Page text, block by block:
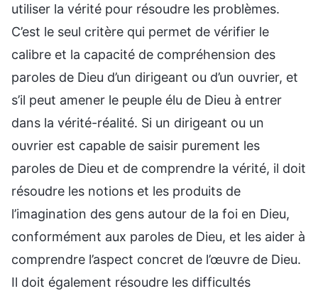
utiliser la vérité pour résoudre les problèmes.
C’est le seul critère qui permet de vérifier le
calibre et la capacité de compréhension des
paroles de Dieu d’un dirigeant ou d’un ouvrier, et
s’il peut amener le peuple élu de Dieu à entrer
dans la vérité-réalité. Si un dirigeant ou un
ouvrier est capable de saisir purement les
paroles de Dieu et de comprendre la vérité, il doit
résoudre les notions et les produits de
l’imagination des gens autour de la foi en Dieu,
conformément aux paroles de Dieu, et les aider à
comprendre l’aspect concret de l’œuvre de Dieu.
Il doit également résoudre les difficultés